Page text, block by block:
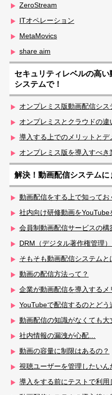
ZeroStream
ITオペレーション
MetaMovics
share aim
セキュリティレベルの高
システムで！
オンプレミス版動画配信シス
オンプレミスとクラウドの違
導入する上でのメリットとデ
オンプレミス版を導入すべき
解決！動画配信システムに
動画配信をする上で知ってお
社内向け研修動画を
会員制動画配信サービスの構
DRM（デジタル著作権管理）
そもそも動画配信システムと
動画の配信方法って？
企業が動画配信を導入するメ
YouTubeで配信するのとどう
動画配信の知識がなくても大
社内情報の漏洩が心配…
動画の容量に制限はあるの？
視聴ユーザーを管理したいん
導入をする前にテストで利用